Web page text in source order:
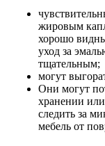
жировым
хорошо
уход за
тщательным;
могут
Они могут
хранении
следить за
мебель от